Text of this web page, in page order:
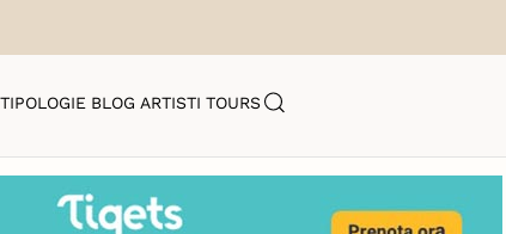
TIPOLOGIE BLOG ARTISTI TOURS